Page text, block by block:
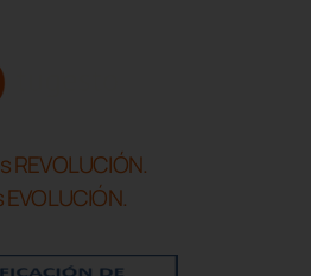
REVOLUCIÓN.